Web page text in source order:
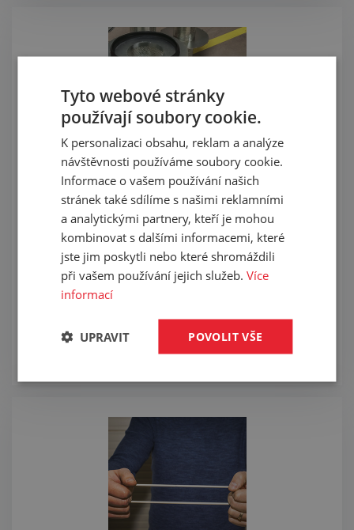
Slepování profilů do
požadovaných tvarů
Pryžové profily spojujeme na zakázku lepením. Tento
druh spoje zabrání nežádoucím ztrátám kapaliny nebo
plynu a předchází propustnosti. V porovnání
s ostatními metodami spojování dochází při přesném
a napětí na celkovou plochu spoje.
Tyto webové stránky
používají soubory cookie.
K personalizaci obsahu, reklam a analýze
návštěvnosti používáme soubory cookie.
Informace o vašem používání našich
stránek také sdílíme s našimi reklamními
a analytickými partnery, kteří je mohou
kombinovat s dalšími informacemi, které
jste jim poskytli nebo které shromáždili
při vašem používání jejich služeb.Více
informací
POVOLIT VŠE
UPRAVIT